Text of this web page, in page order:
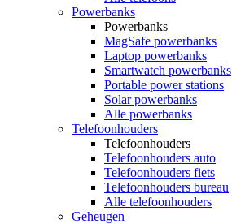
Powerbanks
Powerbanks
MagSafe powerbanks
Laptop powerbanks
Smartwatch powerbanks
Portable power stations
Solar powerbanks
Alle powerbanks
Telefoonhouders
Telefoonhouders
Telefoonhouders auto
Telefoonhouders fiets
Telefoonhouders bureau
Alle telefoonhouders
Geheugen